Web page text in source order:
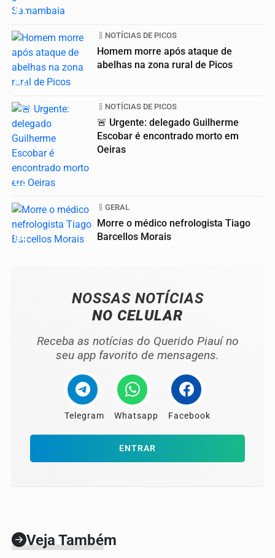
01
02
NOTÍCIAS DE PICOS
Homem morre após ataque de
abelhas na zona rural de Picos
03
NOTÍCIAS DE PICOS
🚨 Urgente: delegado Guilherme
Escobar é encontrado morto em
Oeiras
04
GERAL
Morre o médico nefrologista Tiago
Barcellos Morais
NOSSAS NOTÍCIAS
NO CELULAR
Receba as notícias do Querido Piauí no
seu app favorito de mensagens.
Telegram Whatsapp Facebook
ENTRAR
Veja Também